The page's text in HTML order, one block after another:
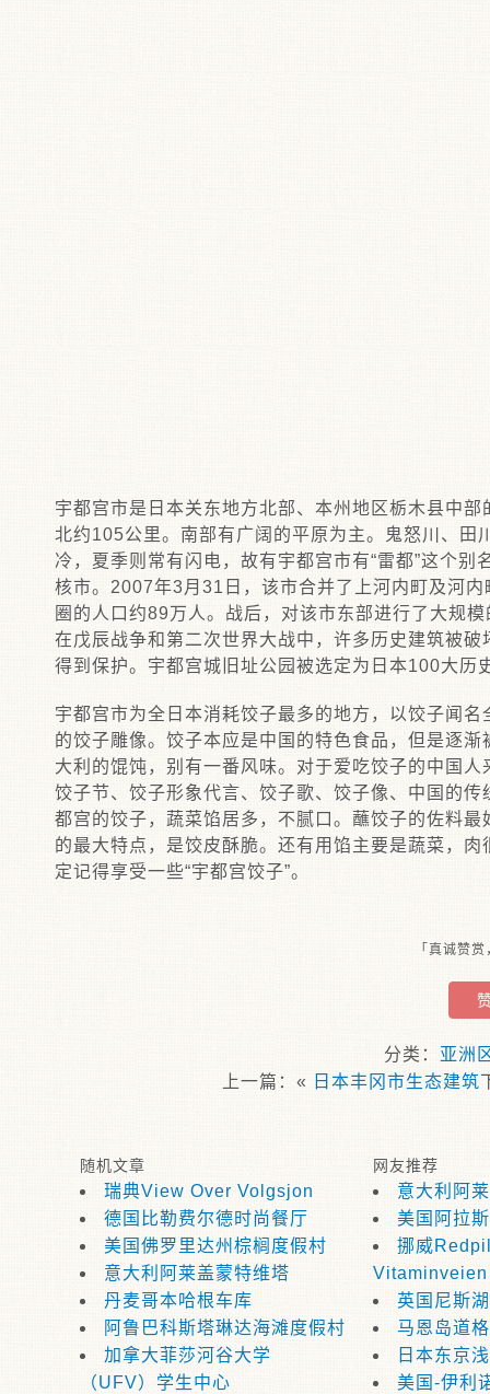
宇都宫市是日本关东地方北部、本州地区栃木县中
北约105公里。南部有广阔的平原为主。鬼怒川、
冷，夏季则常有闪电，故有宇都宫市有“雷都”这个
核市。2007年3月31日，该市合并了上河内町及河
圈的人口约89万人。战后，对该市东部进行了大规
在戊辰战争和第二次世界大战中，许多历史建筑被
得到保护。宇都宫城旧址公园被选定为日本100大历
宇都宫市为全日本消耗饺子最多的地方，以饺子闻
的饺子雕像。饺子本应是中国的特色食品，但是逐
大利的馄饨，别有一番风味。对于爱吃饺子的中国
饺子节、饺子形象代言、饺子歌、饺子像、中国的
都宫的饺子，蔬菜馅居多，不腻口。蘸饺子的佐料
的最大特点，是饺皮酥脆。还有用馅主要是蔬菜，
定记得享受一些“宇都宫饺子”。
「真诚赞
分类： 亚洲
上一篇：« 日本丰冈市生态建筑
随机文章
瑞典View Over Volgsjon
德国比勒费尔德时尚餐厅
美国佛罗里达州棕榈度假村
意大利阿莱盖蒙特维塔
丹麦哥本哈根车库
阿鲁巴科斯塔琳达海滩度假村
加拿大菲莎河谷大学
（UFV）学生中心
网友推荐
意大利阿
美国阿拉
挪威
Vitaminveien
英国尼斯湖
马恩岛道
日本东京
美国-伊利